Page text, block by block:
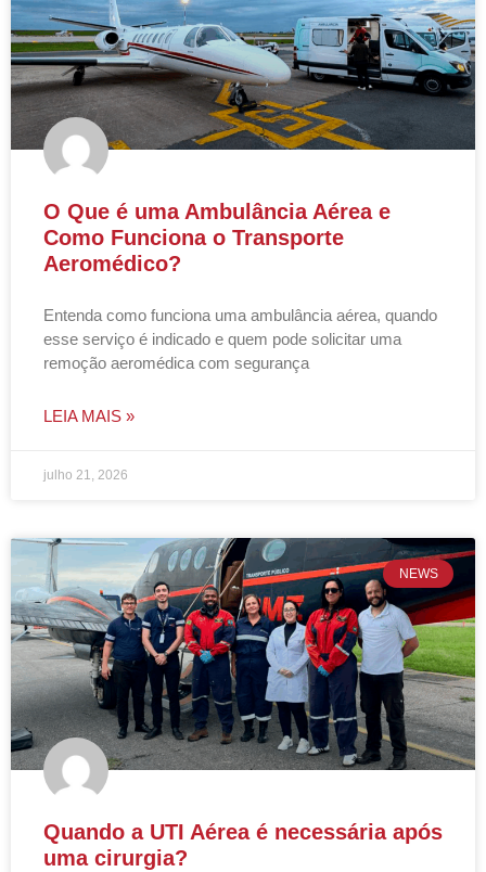
O Que é uma Ambulância Aérea e
Como Funciona o Transporte
Aeromédico?
Entenda como funciona uma ambulância aérea, quando
esse serviço é indicado e quem pode solicitar uma
remoção aeromédica com segurança
LEIA MAIS »
julho 21, 2026
NEWS
Quando a UTI Aérea é necessária após
uma cirurgia?